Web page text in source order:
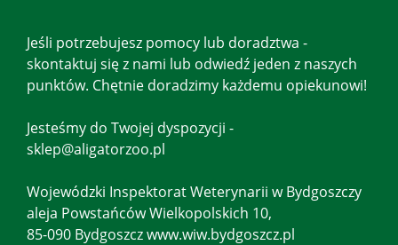
Jeśli potrzebujesz pomocy lub doradztwa -
skontaktuj się z nami lub odwiedź jeden z naszych
punktów. Chętnie doradzimy każdemu opiekunowi!
Jesteśmy do Twojej dyspozycji -
sklep@aligatorzoo.pl
Wojewódzki Inspektorat Weterynarii w Bydgoszczy
aleja Powstańców Wielkopolskich 10,
85-090 Bydgoszcz www.wiw.bydgoszcz.pl